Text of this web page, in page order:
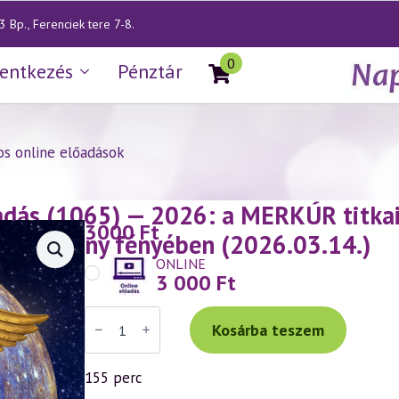
Bp., Ferenciek tere 7-8.
Pénztár 0
online előadások
(1065) — 2026: a MERKÚR
fényében (2026.03.14.)
3000Ft
ONLINE
3 000 Ft
Váradi
Tibor
ISMÉTLŐ
előadás
(1065)
—
Kosárba teszem
155 perc